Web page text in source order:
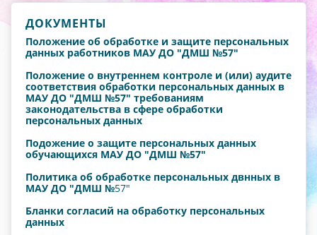
ДОКУМЕНТЫ
Положение об обработке и защите персональных
данных работников МАУ ДО "ДМШ №57"
Положение о внутреннем контроле и (или) аудите
соответствия обработки персональных данных в
МАУ ДО "ДМШ №57" требованиям
законодательства в сфере обработки
персональных данных
Подожение о защите персональных данных
обучающихся МАУ ДО "ДМШ №57"
Политика об обработке персональных двнных в
МАУ ДО "ДМШ №57"
Бланки согласий на обработку персональных
данных